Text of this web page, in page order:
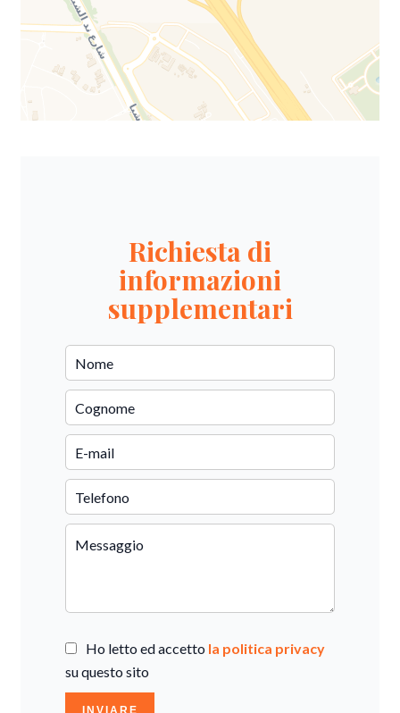
Richiesta di
informazioni
supplementari
Ho letto ed accetto la politica privacy
su questo sito
INVIARE